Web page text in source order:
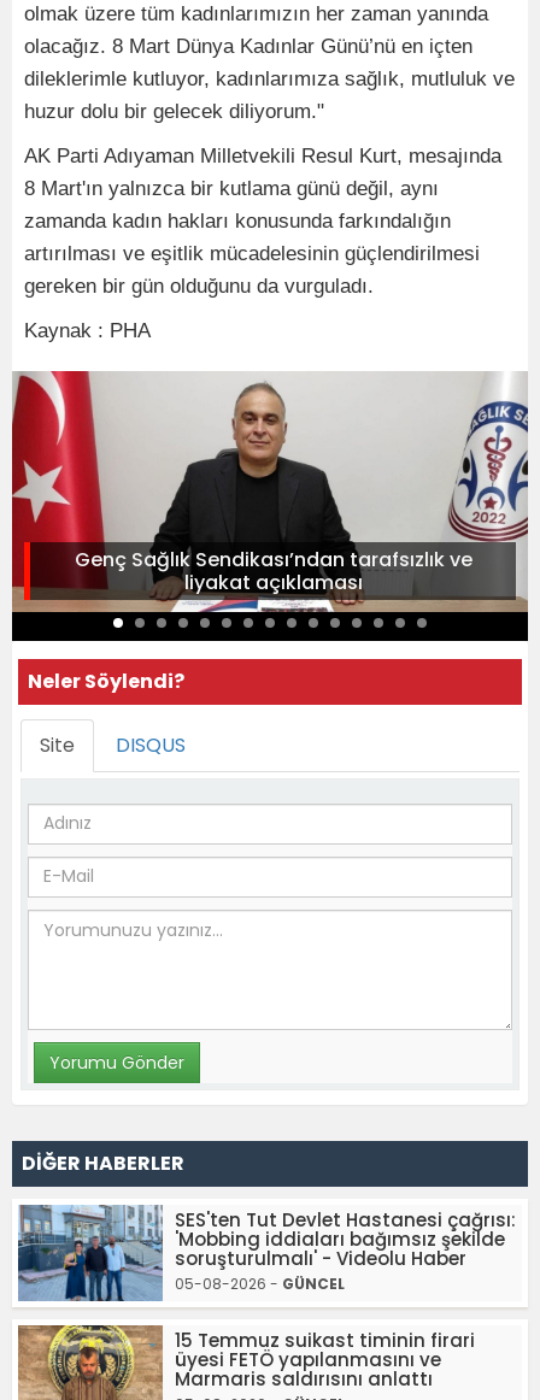
olmak üzere tüm kadınlarımızın her zaman yanında
olacağız. 8 Mart Dünya Kadınlar Günü’nü en içten
dileklerimle kutluyor, kadınlarımıza sağlık, mutluluk ve
huzur dolu bir gelecek diliyorum."
AK Parti Adıyaman Milletvekili Resul Kurt, mesajında
8 Mart'ın yalnızca bir kutlama günü değil, aynı
zamanda kadın hakları konusunda farkındalığın
artırılması ve eşitlik mücadelesinin güçlendirilmesi
gereken bir gün olduğunu da vurguladı.
Kaynak : PHA
Genç Sağlık Sendikası’ndan tarafsızlık ve
liyakat açıklaması
Neler Söylendi?
Site DISQUS
DİĞER HABERLER
SES'ten Tut Devlet Hastanesi çağrısı:
'Mobbing iddiaları bağımsız şekilde
soruşturulmalı' - Videolu Haber
05-08-2026 - GÜNCEL
15 Temmuz suikast timinin firari
üyesi FETÖ yapılanmasını ve
Marmaris saldırısını anlattı